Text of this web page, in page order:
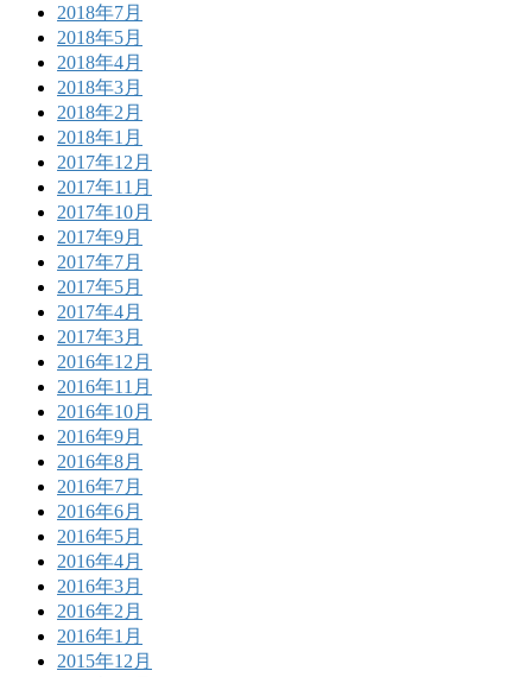
2018年7月
2018年5月
2018年4月
2018年3月
2018年2月
2018年1月
2017年12月
2017年11月
2017年10月
2017年9月
2017年7月
2017年5月
2017年4月
2017年3月
2016年12月
2016年11月
2016年10月
2016年9月
2016年8月
2016年7月
2016年6月
2016年5月
2016年4月
2016年3月
2016年2月
2016年1月
2015年12月